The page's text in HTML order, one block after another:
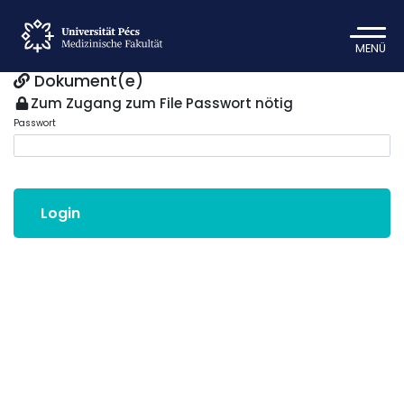
MENÜ
Dokument(e)
Zum Zugang zum File Passwort nötig
Passwort
Login